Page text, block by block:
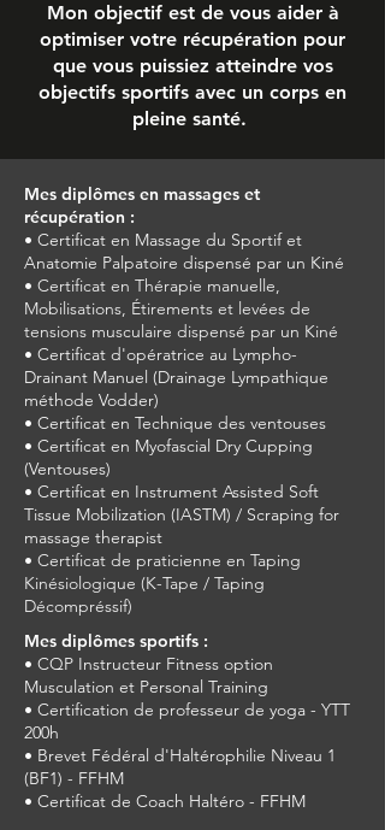
Mon objectif est de vous aider à
optimiser votre récupération pour
que vous puissiez atteindre vos
objectifs sportifs avec un corps en
pleine santé.
Mes diplômes en massages et
récupération :
• Certificat en Massage du Sportif et
Anatomie Palpatoire dispensé par un Kiné
• Certificat en Thérapie manuelle,
Mobilisations, Étirements et levées de
tensions musculaire dispensé par un Kiné
• Certificat d'opératrice au Lympho-
Drainant Manuel (Drainage Lympathique
méthode Vodder)
• Certificat en Technique des ventouses
• Certificat en Myofascial Dry Cupping
(Ventouses)
• Certificat en Instrument Assisted Soft
Tissue Mobilization (IASTM) / Scraping for
massage therapist
• Certificat de praticienne en Taping
Kinésiologique​ (K-Tape / Taping
Décompréssif)
Mes diplômes sportifs :
• CQP Instructeur Fitness option
Musculation et Personal Training
• Certification de professeur de yoga - YTT
200h
• Brevet Fédéral d'Haltérophilie Niveau 1
(BF1) - FFHM
• Certificat de Coach Haltéro - FFHM